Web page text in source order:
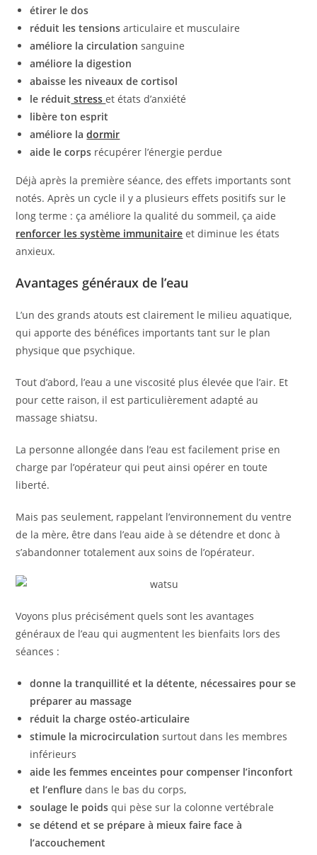
étirer le dos
réduit les tensionsarticulaire et musculaire
améliore la circulation sanguine
améliore la digestion
abaisse les niveaux de cortisol
le réduit stresset états d’anxiété
libère ton esprit
améliore ladormir
aide le corps récupérer l’énergie perdue
Déjà après la première séance, des effets importants sont
notés. Après un cycle il y a plusieurs effets positifs sur le
long terme : ça améliore la qualité du sommeil, ça aide
renforcer les système immunitaire et diminue les états
anxieux.
Avantages généraux de l’eau
L’un des grands atouts est clairement le milieu aquatique,
qui apporte des bénéfices importants tant sur le plan
physique que psychique.
Tout d’abord, l’eau a une viscosité plus élevée que l’air. Et
pour cette raison, il est particulièrement adapté au
massage shiatsu.
La personne allongée dans l’eau est facilement prise en
charge par l’opérateur qui peut ainsi opérer en toute
liberté.
Mais pas seulement, rappelant l’environnement du ventre
de la mère, être dans l’eau aide à se détendre et donc à
s’abandonner totalement aux soins de l’opérateur.
Voyons plus précisément quels sont les avantages
généraux de l’eau qui augmentent les bienfaits lors des
séances :
donne la tranquillité et la détente, nécessaires pour se
préparer au massage
réduit la charge ostéo-articulaire
stimule la microcirculationsurtout dans les membres
inférieurs
aide les femmes enceintes pour compenser l’inconfort
et l’enfluredans le bas du corps,
soulage le poids qui pèse sur la colonne vertébrale
se détend et se prépare à mieux faire face à
l’accouchement